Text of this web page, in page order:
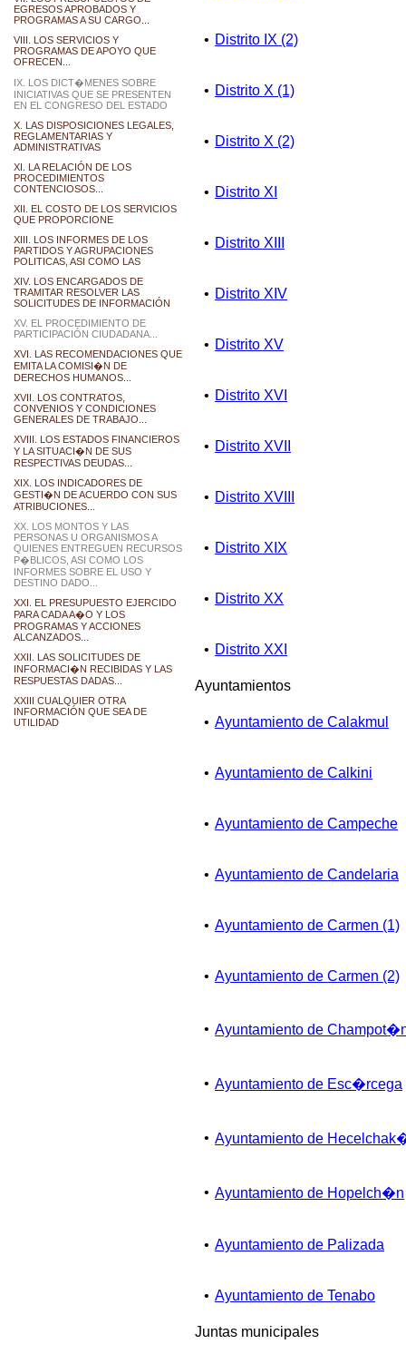
EGRESOS APROBADOS Y
PROGRAMAS A SU CARGO...
VIII. LOS SERVICIOS Y
PROGRAMAS DE APOYO QUE
OFRECEN...
IX. LOS DICT�MENES SOBRE
INICIATIVAS QUE SE PRESENTEN
EN EL CONGRESO DEL ESTADO
X. LAS DISPOSICIONES LEGALES,
REGLAMENTARIAS Y
ADMINISTRATIVAS
XI. LA RELACIÓN DE LOS
PROCEDIMIENTOS
CONTENCIOSOS...
XII. EL COSTO DE LOS SERVICIOS
QUE PROPORCIONE
XIII. LOS INFORMES DE LOS
PARTIDOS Y AGRUPACIONES
POLITICAS, ASI COMO LAS
XIV. LOS ENCARGADOS DE
TRAMITAR RESOLVER LAS
SOLICITUDES DE INFORMACIÓN
XV. EL PROCEDIMIENTO DE
PARTICIPACIÓN CIUDADANA...
XVI. LAS RECOMENDACIONES QUE
EMITA LA COMISI�N DE
DERECHOS HUMANOS...
XVII. LOS CONTRATOS,
CONVENIOS Y CONDICIONES
GENERALES DE TRABAJO...
XVIII. LOS ESTADOS FINANCIEROS
Y LA SITUACI�N DE SUS
RESPECTIVAS DEUDAS...
XIX. LOS INDICADORES DE
GESTI�N DE ACUERDO CON SUS
ATRIBUCIONES...
XX. LOS MONTOS Y LAS
PERSONAS U ORGANISMOS A
QUIENES ENTREGUEN RECURSOS
P�BLICOS, ASI COMO LOS
INFORMES SOBRE EL USO Y
DESTINO DADO...
XXI. EL PRESUPUESTO EJERCIDO
PARA CADA A�O Y LOS
PROGRAMAS Y ACCIONES
ALCANZADOS...
XXII. LAS SOLICITUDES DE
INFORMACI�N RECIBIDAS Y LAS
RESPUESTAS DADAS...
XXIII CUALQUIER OTRA
INFORMACIÓN QUE SEA DE
UTILIDAD
• Distrito IX (2)
• Distrito X (1)
• Distrito X (2)
• Distrito XI
• Distrito XIII
• Distrito XIV
• Distrito XV
• Distrito XVI
• Distrito XVII
• Distrito XVIII
• Distrito XIX
• Distrito XX
• Distrito XXI
Ayuntamientos
• Ayuntamiento de Calakmul
• Ayuntamiento de Calkini
• Ayuntamiento de Campeche
• Ayuntamiento de Candelaria
• Ayuntamiento de Carmen (1)
• Ayuntamiento de Carmen (2)
• Ayuntamiento de
• Ayuntamiento de Esc�rcega
• Ayuntamiento de
• Ayuntamiento de Hopelch�n
• Ayuntamiento de Palizada
• Ayuntamiento de Tenabo
Juntas municipales